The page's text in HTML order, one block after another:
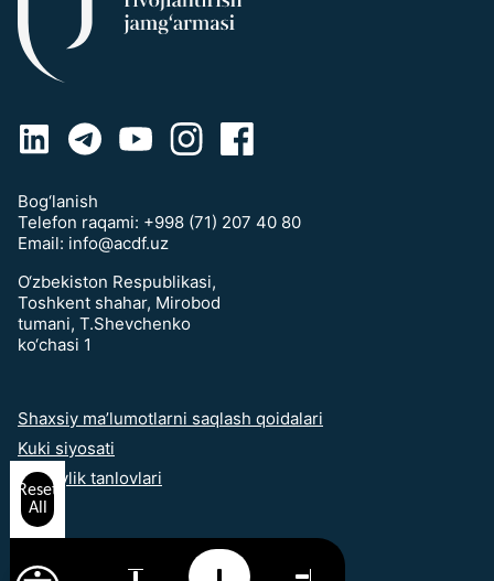
Bog‘lanish
Telefon raqami: +998 (71) 207 40 80
Email: info@acdf.uz
O‘zbekiston Respublikasi,
Toshkent shahar, Mirobod
tumani, T.Shevchenko
ko‘chasi 1
Shaxsiy ma’lumotlarni saqlash qoidalari
Kuki siyosati
Maxfiylik tanlovlari
Reset
All